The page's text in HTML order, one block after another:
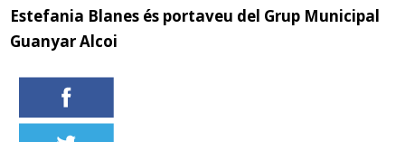
Estefania Blanes és portaveu del Grup Municipal
Guanyar Alcoi